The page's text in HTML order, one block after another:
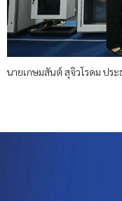
นายเกษมสันต์ สุจิวโรดม ปร